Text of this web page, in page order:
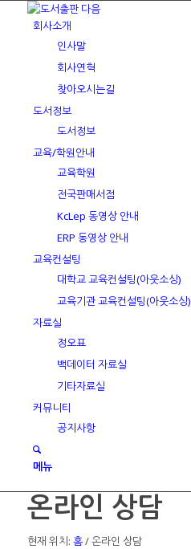
회사소개
인사말
회사연혁
찾아오시는길
도서정보
도서정보
교육/학원안내
교육학원
전국판매서점
KcLep 동영상 안내
ERP 동영상 안내
교육컨설팅
대학교 교육컨설팅(아웃소싱)
교육기관 교육컨설팅(아웃소싱)
자료실
정오표
백데이터 자료실
기타자료실
커뮤니티
공지사항
메뉴
온라인 상담
현재 위치: 홈/온라인 상담